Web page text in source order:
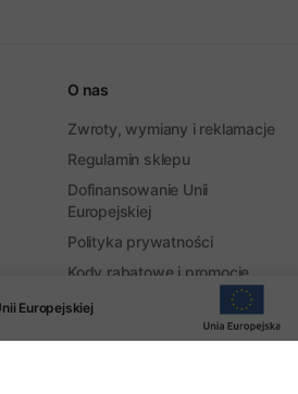
O nas
Zwroty, wymiany i reklamacje
Regulamin sklepu
Dofinansowanie Unii
Europejskiej
Polityka prywatności
Kody rabatowe i promocje
Kariera
Europejskiej